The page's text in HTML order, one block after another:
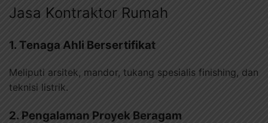
Jasa Kontraktor Rumah
1. Tenaga Ahli Bersertifikat
Meliputi arsitek, mandor, tukang spesialis finishing, dan
teknisi listrik.
2. Pengalaman Proyek Beragam